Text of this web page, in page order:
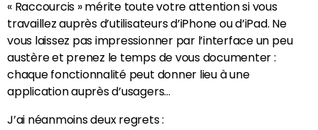
« Raccourcis » mérite toute votre attention si vous
travaillez auprès d’utilisateurs d’iPhone ou d’iPad. Ne
vous laissez pas impressionner par l’interface un peu
austère et prenez le temps de vous documenter :
chaque fonctionnalité peut donner lieu à une
application auprès d’usagers…
J’ai néanmoins deux regrets :